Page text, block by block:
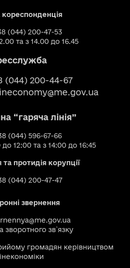
кореспонденція
(044) 200-47-53
та з 14.00 до 16.45
(044) 200-44-67
“гаряча лінія”
(044) 596-67-66
12:00 та з 14:00 до 16:45
та протидія корупції
(044) 200-47-47
звернення
зв`язку
громадян керівництвом